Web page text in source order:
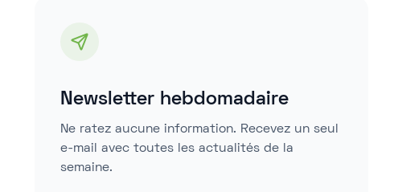
Newsletter hebdomadaire
Ne ratez aucune information. Recevez un seul
e-mail avec toutes les actualités de la
semaine.